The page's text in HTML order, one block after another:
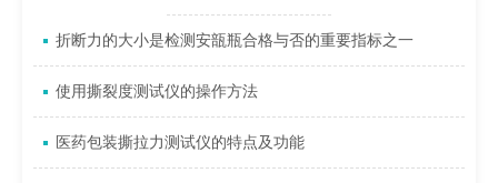
折断力的大小是检测安瓿瓶合格与否的重要指标之一
使用撕裂度测试仪的操作方法
医药包装撕拉力测试仪的特点及功能